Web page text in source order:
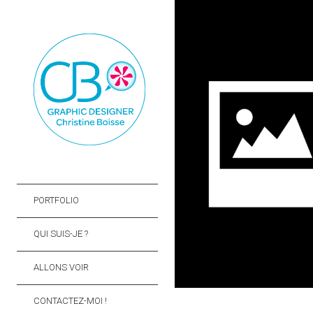
PORTFOLIO
QUI SUIS-JE ?
ALLONS VOIR
CONTACTEZ-MOI !
+